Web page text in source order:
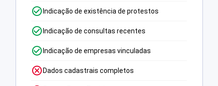
Indicação de existência de protestos
Indicação de consultas recentes
Indicação de empresas vinculadas
Dados cadastrais completos